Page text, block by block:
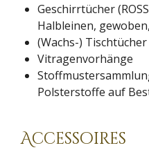
Geschirrtücher
Halbleinen,
(Wachs-) Tischtücher
Vitragenvorhänge
Polsterstoffe auf
Accessoires